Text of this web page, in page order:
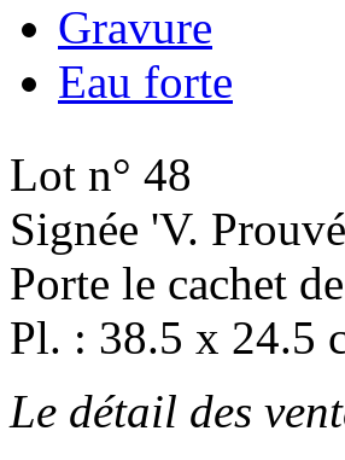
Gravure
Eau forte
Lot n° 48
Signée 'V.
Porte le cachet
Pl. : 38.5 x 24.5
Le détail des